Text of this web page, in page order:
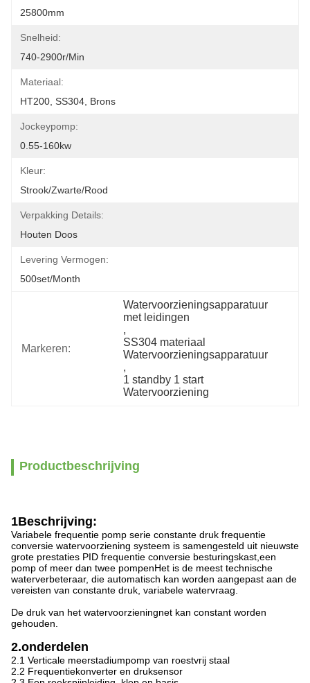
25800mm
Snelheid:
740-2900r/min
Materiaal:
HT200, SS304, Brons
Jockeypomp:
0.55-160kw
Kleur:
Strook/zwarte/rood
Verpakking Details:
Houten Doos
Levering Vermogen:
500set/month
Markeren:
Watervoorzieningsapparatuur
met leidingen
,
SS304 materiaal
Watervoorzieningsapparatuur
,
1 standby 1 start
Watervoorziening
Productbeschrijving
1Beschrijving:
Variabele frequentie pomp serie constante druk frequentie
conversie watervoorziening systeem is samengesteld uit nieuwste
grote prestaties PID frequentie conversie besturingskast,een
pomp of meer dan twee pompenHet is de meest technische
waterverbeteraar, die automatisch kan worden aangepast aan de
vereisten van constante druk, variabele watervraag.
De druk van het watervoorzieningnet kan constant worden
gehouden.
2.onderdelen
2.1 Verticale meerstadiumpomp van roestvrij staal
2.2 Frequentiekonverter en druksensor